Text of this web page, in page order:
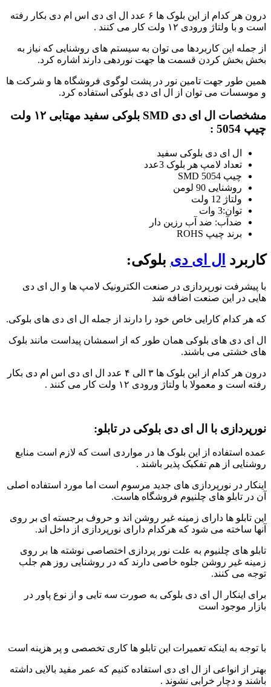
درون هر کدام از این بلوک ها ۶ عدد ال ای دی اس ام دی بکار رفته
است و با ولتاژ ورودی ۱۲ ولت کار می کنند .
از جمله این کاربردها می توان به سیستم های روشنایی که نیاز به
بخش بخش کردن قسمت ها جهت نوردهی دارند اشاره کرد.
همین طور جهت تامین نور در پشت لوگوی فروشگاه ها و شرکت ها
و موسسات می توان از ال ای دی بلوکی استفاده کرد.
مشخصات ال ای دی SMD بلوکی سفید مهتابی ۱۲ ولت
چیپ 5054 :
ال ای دی بلوکی سفید
تعداد لامپ هر بلوک 3عدد
چیپ 5054 SMD
روشنایی 90 لومن
ولتاژ 12 ولت
توان:3 وات
ضدآب: ضد آب رزین دار
برند چیپ ROHS
کاربرد ال ای دی بلوکی:
با پیشرفت نورپردازی در صنعت الکترونیک لامپ ها و ال ای دی
هایی در این صنعت اضافه شد
که هر کدام کارایی خاص خود را دارند از جمله ال ای دی های بلوکی.
ال ای دی های بلوکی همان طور که از اسمشان پیداست مانند بلوک
های خشتی می باشند.
درون هر کدام از این بلوک ها ۳ الی ۴ عدد ال ای دی اس ام دی بکار
رفته است و معمولا با ولتاژ ورودی ۱۲ ولت کار می کنند .
نورپردازی با ال ای دی بلوکی در تابلو:
عمده استفاده از این بلوک ها در مواردی است که لازم است منابع
روشنایی از هم تفکیک پذیر باشند .
اینکار در نورپردازی های جدید مرسوم است اما مورد استفاده اصلی
آن در تابلو های چلنیوم فروشگاه هاست.
این تابلو ها دارای زمینه غیر روشن اند و حروف برجسته ای بر روی
آنها ساخته می شود که هرکدام دارای نورپردازی از داخل اند.
تابلو های چلنیوم به علت نور پردازی اختصاصی نوشته ها بر روی
زمینه غیر روشن جلوه خاصی دارند که در روشنایی روز هم جلب
توجه می کنند.
برای اینکار ال ای دی بلوکی به صورت سه تایی و از نوع پاور در
بازار موجود است
با توجه به اینکه تعمیرات این تابلو ها کاری تخصصی و پر هزینه است
بهتر از انواعی از ال ای دی استفاده کنیم که عمر مفید بالایی داشته
باشند و دچار خرابی نشوند .